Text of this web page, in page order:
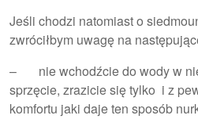
Jeśli chodzi natomiast o
zwróciłbym uwagę na
– nie wchodźcie do wody w
sprzęcie, zrazicie się tylko i z
komfortu jaki daje ten sposób